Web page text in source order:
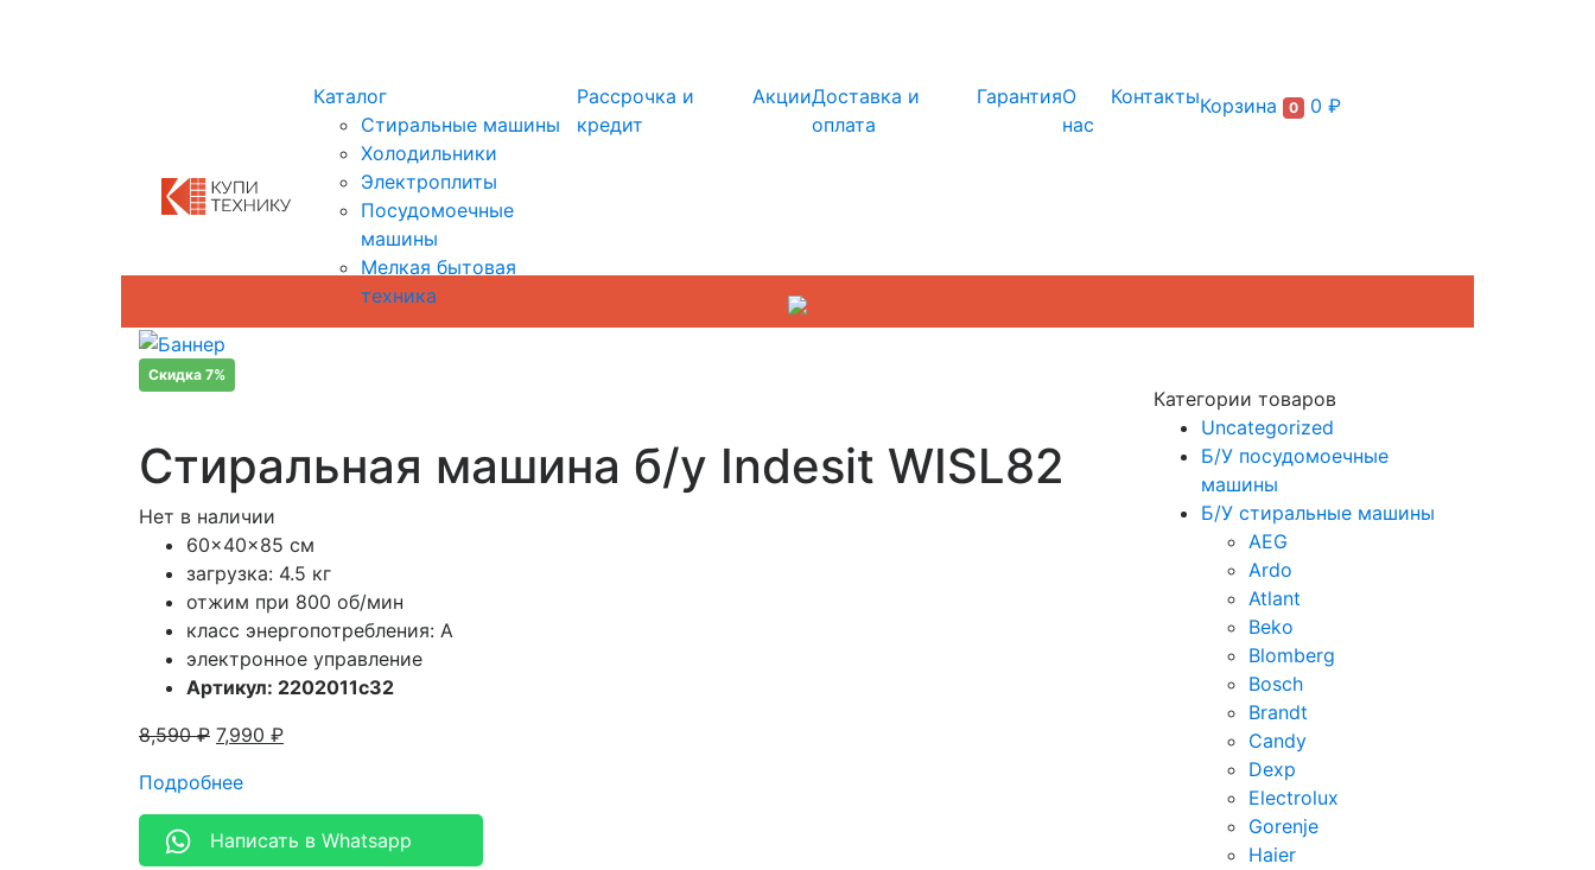
Каталог
Стиральные машины
Холодильники
Электроплиты
Посудомоечные
машины
Мелкая бытовая
техника
Рассрочка и
кредит
АкцииДоставка и
оплата
ГарантияО
нас
КонтактыКорзина 0 0 ₽
Скидка 7%
Стиральная машина б/у Indesit WISL82
Нет в наличии
60x40x85 см
загрузка: 4.5 кг
отжим при 800 об/мин
класс энергопотребления: A
электронное управление
Артикул: 2202011c32
8,590₽ 7,990 ₽
Подробнее
Написать в Whatsapp
Категории товаров
Uncategorized
Б/У посудомоечные
машины
Б/У стиральные машины
AEG
Ardo
Atlant
Beko
Blomberg
Bosch
Brandt
Candy
Dexp
Electrolux
Gorenje
Haier